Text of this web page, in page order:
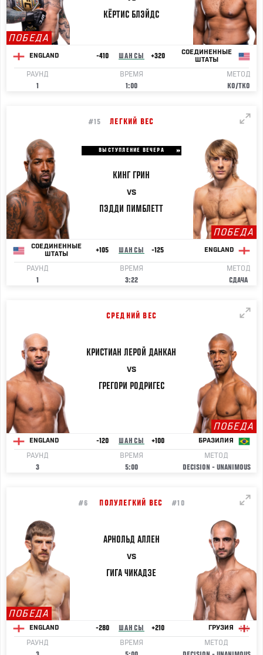
ПОБЕДА
КЁРТИС БЛЭЙДС
ENGLAND -410 ШАНСЫ +320
СОЕДИНЕННЫЕ
ШТАТЫ
РАУНД
1
ВРЕМЯ
1:00
МЕТОД
KO/TKO
#15 ЛЕГКИЙ ВЕС
ВЫСТУПЛЕНИЕ ВЕЧЕРА
КИНГ ГРИН
VS
ПЭДДИ ПИМБЛЕТТ
ПОБЕДА
СОЕДИНЕННЫЕ
ШТАТЫ
+105 ШАНСЫ -125 ENGLAND
РАУНД
1
ВРЕМЯ
3:22
МЕТОД
СДАЧА
СРЕДНИЙ ВЕС
КРИСТИАН ЛЕРОЙ ДАНКАН
VS
ГРЕГОРИ РОДРИГЕС
ПОБЕДА
ENGLAND -120 ШАНСЫ +100 БРАЗИЛИЯ
РАУНД
3
ВРЕМЯ
5:00
МЕТОД
DECISION - UNANIMOUS
#6 ПОЛУЛЕГКИЙ ВЕС #10
ПОБЕДА
АРНОЛЬД АЛЛЕН
VS
ГИГА ЧИКАДЗЕ
ENGLAND -280 ШАНСЫ +210 ГРУЗИЯ
РАУНД
ВРЕМЯ
МЕТОД